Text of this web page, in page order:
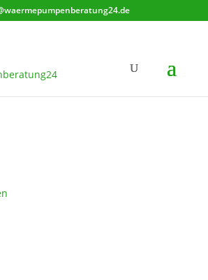
Gasheizungstechnik
Werbung*